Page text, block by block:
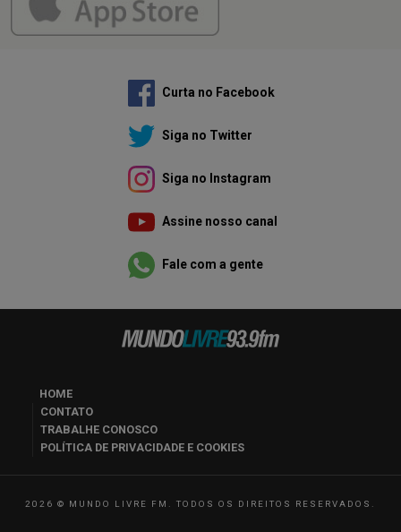
Curta no Facebook
Siga no Twitter
Siga no Instagram
Assine nosso canal
Fale com a gente
HOME
CONTATO
TRABALHE CONOSCO
POLÍTICA DE PRIVACIDADE E COOKIES
2026 © MUNDO LIVRE FM. TODOS OS DIREITOS RESERVADOS.